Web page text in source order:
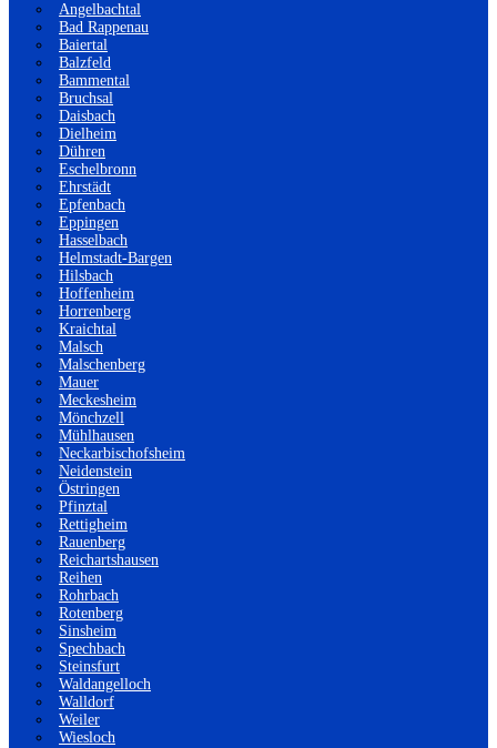
Angelbachtal
Bad Rappenau
Baiertal
Balzfeld
Bammental
Bruchsal
Daisbach
Dielheim
Dühren
Eschelbronn
Ehrstädt
Epfenbach
Eppingen
Hasselbach
Helmstadt-Bargen
Hilsbach
Hoffenheim
Horrenberg
Kraichtal
Malsch
Malschenberg
Mauer
Meckesheim
Mönchzell
Mühlhausen
Neckarbischofsheim
Neidenstein
Östringen
Pfinztal
Rettigheim
Rauenberg
Reichartshausen
Reihen
Rohrbach
Rotenberg
Sinsheim
Spechbach
Steinsfurt
Waldangelloch
Walldorf
Weiler
Wiesloch